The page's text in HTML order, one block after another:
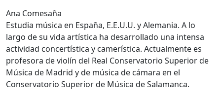
Ana Comesaña
Estudia música en España, E.E.U.U. y Alemania. A lo
largo de su vida artística ha desarrollado una intensa
actividad concertística y camerística. Actualmente es
profesora de violín del Real Conservatorio Superior de
Música de Madrid y de música de cámara en el
Conservatorio Superior de Música de Salamanca.